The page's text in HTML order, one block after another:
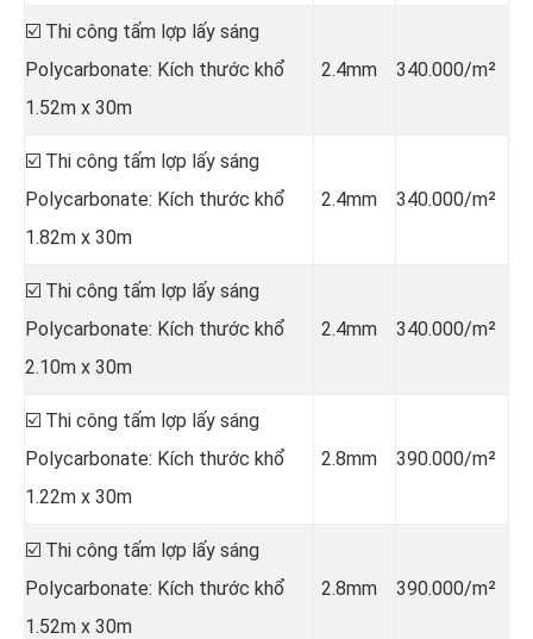
☑️ Thi công tấm lợp lấy sáng
Polycarbonate: Kích thước khổ
1.52m x 30m
2.4mm 340.000/m²
☑️ Thi công tấm lợp lấy sáng
Polycarbonate: Kích thước khổ
1.82m x 30m
2.4mm 340.000/m²
☑️ Thi công tấm lợp lấy sáng
Polycarbonate: Kích thước khổ
2.10m x 30m
2.4mm 340.000/m²
☑️ Thi công tấm lợp lấy sáng
Polycarbonate: Kích thước khổ
1.22m x 30m
2.8mm 390.000/m²
☑️ Thi công tấm lợp lấy sáng
Polycarbonate: Kích thước khổ
1.52m x 30m
2.8mm 390.000/m²